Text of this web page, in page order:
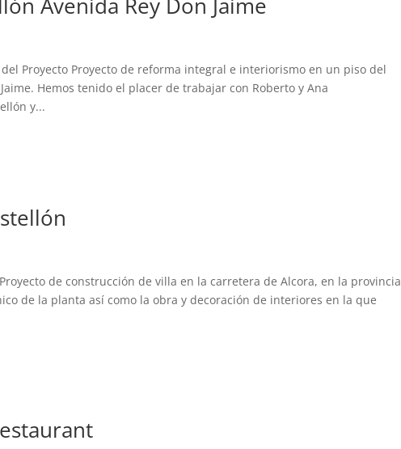
Proyecto Proyecto de reforma integral e interiorismo en un piso del
Hemos tenido el placer de trabajar con Roberto y Ana
y...
de construcción de villa en la carretera de Alcora, en la provincia
de la planta así como la obra y decoración de interiores en la que